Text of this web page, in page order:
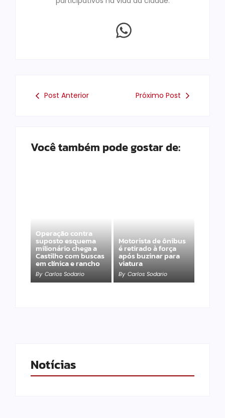
Post Anterior Próximo Post
Você também pode gostar de:
Operação contra
suposto esquema
milionário chega a
Castilho com buscas
em clínica e rancho
By Carlos Sodario
Motorista de ônibus
é retirado à força
após buzinar para
viatura
By Carlos Sodario
Notícias